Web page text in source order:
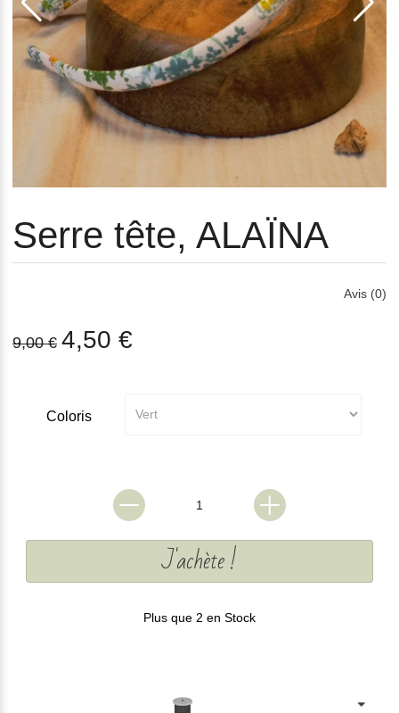
Serre tête, ALAÏNA
Avis (0)
9,00 € 4,50 €
Coloris
J'achète !
Plus que 2 en Stock